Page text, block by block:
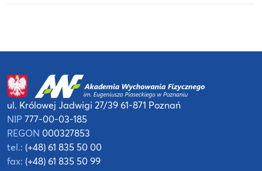
ul. Królowej Jadwigi 27/3961-871 Poznań
NIP 777-00-03-185
REGON 000327853
tel.: (+48) 61 835 50 00
fax: (+48) 61 835 50 99